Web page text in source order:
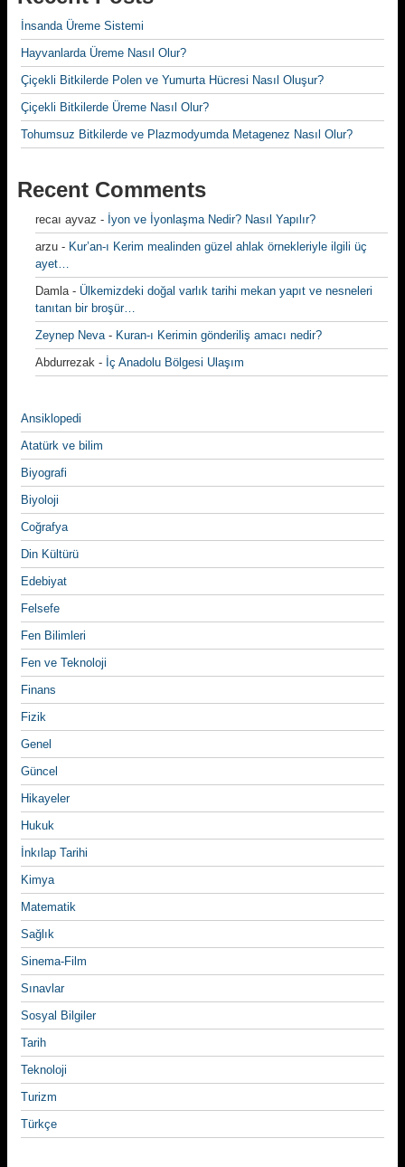
İnsanda Üreme Sistemi
Hayvanlarda Üreme Nasıl Olur?
Çiçekli Bitkilerde Polen ve Yumurta Hücresi Nasıl Oluşur?
Çiçekli Bitkilerde Üreme Nasıl Olur?
Tohumsuz Bitkilerde ve Plazmodyumda Metagenez Nasıl Olur?
Recent Comments
recaı ayvaz - İyon ve İyonlaşma Nedir? Nasıl Yapılır?
arzu - Kur’an-ı Kerim mealinden güzel ahlak örnekleriyle ilgili üç
ayet…
Damla- Ülkemizdeki doğal varlık tarihi mekan yapıt ve nesneleri
tanıtan bir broşür…
Zeynep Neva- Kuran-ı Kerimin gönderiliş amacı nedir?
Abdurrezak - İç Anadolu Bölgesi Ulaşım
Ansiklopedi
Atatürk ve bilim
Biyografi
Biyoloji
Coğrafya
Din Kültürü
Edebiyat
Felsefe
Fen Bilimleri
Fen ve Teknoloji
Finans
Fizik
Genel
Güncel
Hikayeler
Hukuk
İnkılap Tarihi
Kimya
Matematik
Sağlık
Sinema-Film
Sınavlar
Sosyal Bilgiler
Tarih
Teknoloji
Turizm
Türkçe